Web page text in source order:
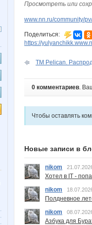
Просмотреть или
www.nn.ru/community/
Поделиться:
https://
ТМ Peliсan.
0 комментариев.
Чтобы оставлять
Новые записи в
nikom
Хотел в IT -
nikom
Полдневное
nikom
Азбука для